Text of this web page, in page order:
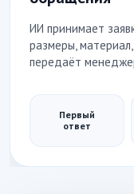
ИИ принимает
размеры,
передаёт
Первый
ответ